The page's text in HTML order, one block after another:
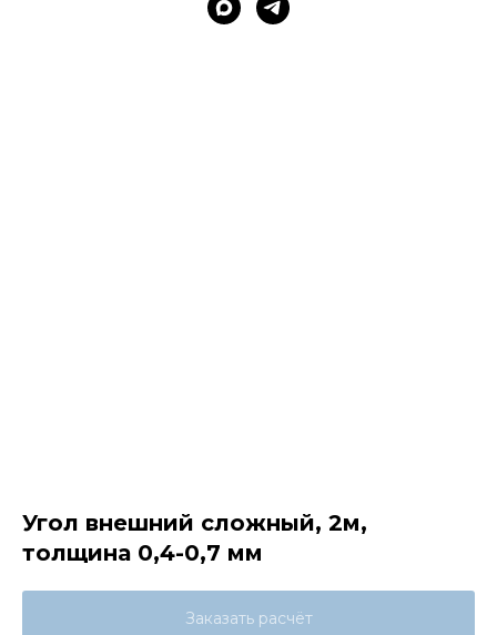
Угол внешний сложный, 2м,
толщина 0,4-0,7 мм
Заказать расчёт